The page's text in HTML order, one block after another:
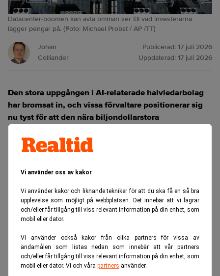
Vi använder oss av kakor
Vi använder kakor och liknande tekniker för att du ska få en så bra
upplevelse som möjligt på webbplatsen. Det innebär att vi lagrar
och/eller får tillgång till viss relevant information på din enhet, som
mobil eller dator.
Vi använder också kakor från olika partners för vissa av
ändamålen som listas nedan som innebär att vår partners
och/eller får tillgång till viss relevant information på din enhet, som
mobil eller dator. Vi och våra partners använder.
Datacenter-boomen kan avta omman ser till vad investerarna
lägger pengar på. (Foto: Michael Probst / AP /TT)
Johan
Colliander
Publicerad: 17 juli 2026
Uppdaterad: 17 juli 2026
Den stora uppgången i AI-relaterade halvledarbolag
har bromsat in, och vissa förvaltare positionerar sig
nu tyst för att den nära biljondollarstora
investeringsvågen ska sakta ner.
ANNONS